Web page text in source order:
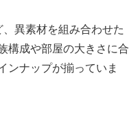
異素材を組み合わせた
構成や部屋の大きさに合
ンナップが揃っていま